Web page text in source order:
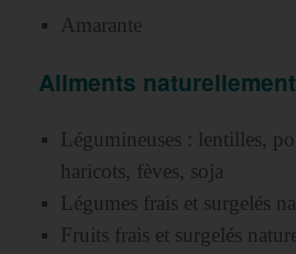
Amarante
Aliments
Légumineuses : lentilles,
haricots, fèves, soja
Légumes frais et surgelés
Fruits frais et surgelés